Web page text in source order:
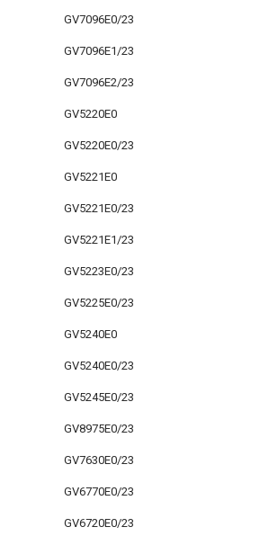
GV7096E0/23
GV7096E1/23
GV7096E2/23
GV5220E0
GV5220E0/23
GV5221E0
GV5221E0/23
GV5221E1/23
GV5223E0/23
GV5225E0/23
GV5240E0
GV5240E0/23
GV5245E0/23
GV8975E0/23
GV7630E0/23
GV6770E0/23
GV6720E0/23